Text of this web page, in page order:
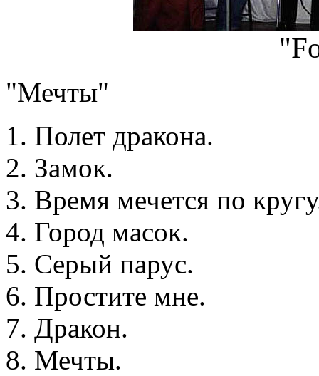
"Мечты"
Полет дракона.
Замок.
Время мечется по
Город масок.
Серый парус.
Простите мне.
Дракон.
Мечты.